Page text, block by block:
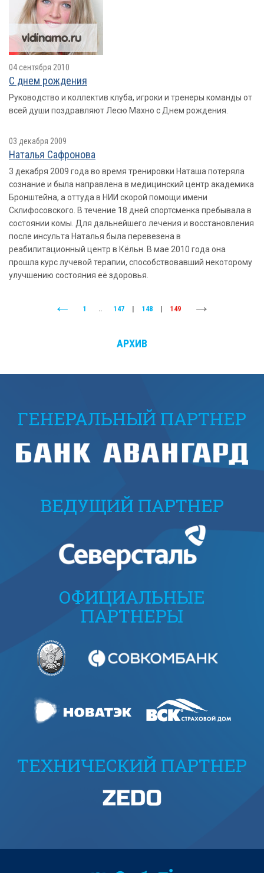
04 сентября 2010
С днем рождения
Руководство и коллектив клуба, игроки и тренеры команды от
всей души поздравляют Лесю Махно с Днем рождения.
03 декабря 2009
Наталья Сафронова
3 декабря 2009 года во время тренировки Наташа потеряла
сознание и была направлена в медицинский центр академика
Бронштейна, а оттуда в НИИ скорой помощи имени
Склифосовского. В течение 18 дней спортсменка пребывала в
состоянии комы. Для дальнейшего лечения и восстановления
после инсульта Наталья была перевезена в
реабилитационный центр в Кёльн. В мае 2010 года она
прошла курс лучевой терапии, способствовавший некоторому
улучшению состояния её здоровья.
1 .. 147 | 148 | 149
АРХИВ
ГЕНЕРАЛЬНЫЙ ПАРТНЕР
ВЕДУЩИЙ ПАРТНЕР
ОФИЦИАЛЬНЫЕ
ПАРТНЕРЫ
ТЕХНИЧЕСКИЙ ПАРТНЕР